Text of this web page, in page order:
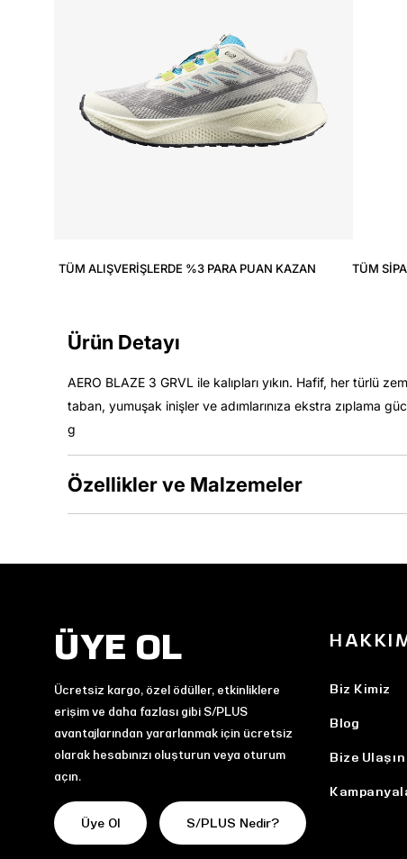
TÜM ALIŞVERIŞLERDE %3 PARA PUAN KAZAN TÜM
Ürün Detayı
AERO BLAZE 3 GRVL ile kalıpları yıkın. Hafif, her türlü
taban, yumuşak inişler ve adımlarınıza ekstra zıplama
g
Özellikler ve Malzemeler
ÜYE OL
Ücretsiz kargo, özel ödüller, etkinliklere
erişim ve daha fazlası gibi S/PLUS
avantajlarından yararlanmak için ücretsiz
olarak hesabınızı oluşturun veya oturum
açın.
Üye Ol S/PLUS Nedir?
Biz Kimiz
Blog
Bize Ulaşın